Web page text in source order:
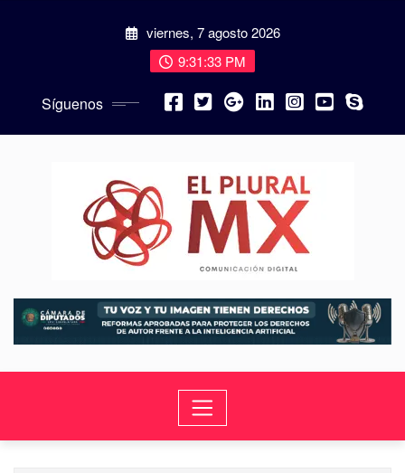
viernes, 7 agosto 2026
9:31:34 PM
Síguenos